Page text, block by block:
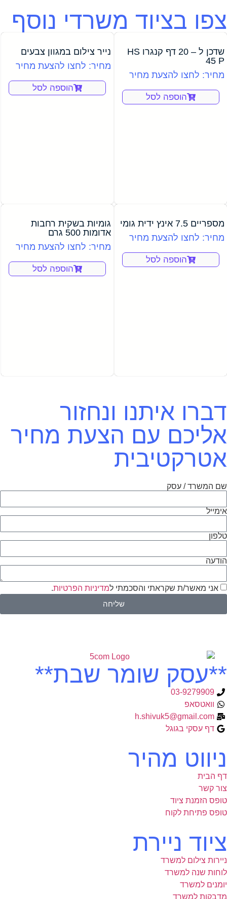
צפו בציוד משרדי נוסף
שדכן ל – 20 דף קנגרו HS
45 P
מחיר: לחצו להצעת מחיר
הוספה לסל
נייר צילום במגוון צבעים
מחיר: לחצו להצעת מחיר
הוספה לסל
מספריים 7.5 אינץ ידית גומי
מחיר: לחצו להצעת מחיר
הוספה לסל
גומיות בשקית רחבות
אדומות 500 גרם
מחיר: לחצו להצעת מחיר
הוספה לסל
דברו איתנו ונחזור
אליכם עם הצעת מחיר
אטרקטיבית
שם המשרד / עסק
אימייל
טלפון
הודעה
אני מאשר/ת שקראתי והסכמתי למדיניות הפרטיות
שליחה
**עסק שומר שבת**
03-9279909
וואטסאפ
h.shivuk5@gmail.com
דף עסקי בגוגל
ניווט מהיר
דף הבית
צור קשר
טופס הזמנת ציוד
טופס פתיחת לקוח
ציוד ניירת
ניירות צילום למשרד
לוחות שנה למשרד
יומנים למשרד
מדבקות למשרד